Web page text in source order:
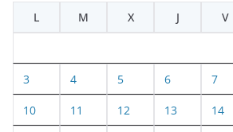
L
M X J V
3 4 5 6 7
10 11 12 13 14